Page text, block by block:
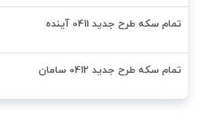
تمام سكه طرح جدید 0411 آینده
تمام سكه طرح جدید 0412 سامان